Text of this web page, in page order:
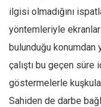
ilgisi olmadığını
yöntemleriyle
bulunduğu
çalıştı bu geçen
göstermelerle
Sahiden de darbe